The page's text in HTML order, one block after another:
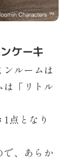
ケーキ
ルームは
は「リトル
点となり
、あらか